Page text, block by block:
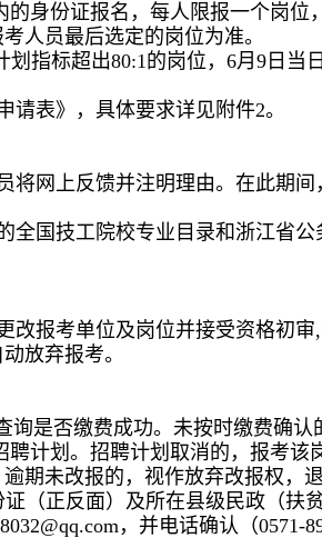
身份证报名，每人限报一个岗位
人员最后选定的岗位为准。
指标超出80:1的岗位，6月9日当
表》，具体要求详见附件2。
将网上反馈并注明理由。在此期间
全国技工院校专业目录和浙江省公
改报考单位及岗位并接受资格初审
放弃报考。
是否缴费成功。未按时缴费确认
计划。招聘计划取消的，报考该
期未改报的，视作放弃改报权，退
（正反面）及所在县级民政（扶
，并电话确认（0571-